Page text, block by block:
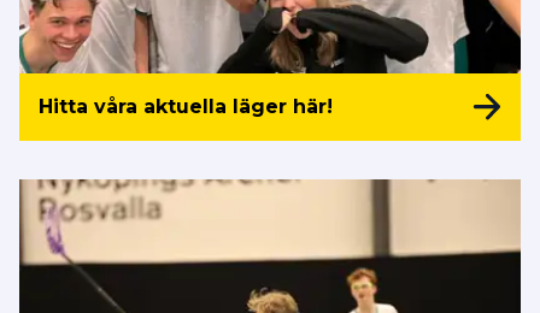
Hitta våra aktuella läger här!